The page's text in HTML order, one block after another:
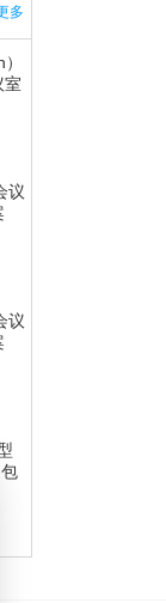
多
室
议
议